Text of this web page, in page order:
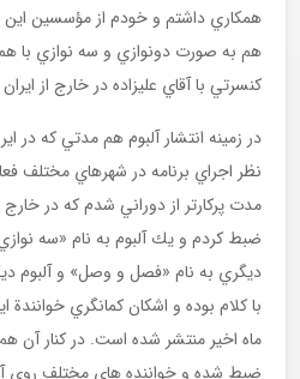
همكاري داشتم و خودم از مؤسسين اين
هم به صورت دونوازي و سه نوازي با
كنسرتي با آقاي عليزاده در خارج از
در زمینه انتشار آلبوم هم مدتي كه در
نظر اجراي برنامه در شهرهاي مختلف
مدت پركارتر از دوراني شدم كه در خارج
ضبط كردم و يك آلبوم به نام «سه
ديگري به نام «فصل و وصل» و آلبوم
با كلام بوده و اشكان كمانگري
ماه اخير منتشر شده است. در كنار آن
ضبط شده و خواننده هاي مختلف روي